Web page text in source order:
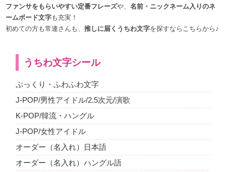
ファンサをもらいやすい定番フレーズや、名前・ニックネーム入りのネ
ームボード文字も充実！
初めての方も常連さんも、推しに届くうちわ文字を探すならこちらから♪
うちわ文字シール
ぷっくり・ふわふわ文字
J-POP/男性アイドル/2.5次元/演歌
K-POP/韓流・ハングル
J-POP/女性アイドル
オーダー（名入れ）日本語
オーダー（名入れ）ハングル語